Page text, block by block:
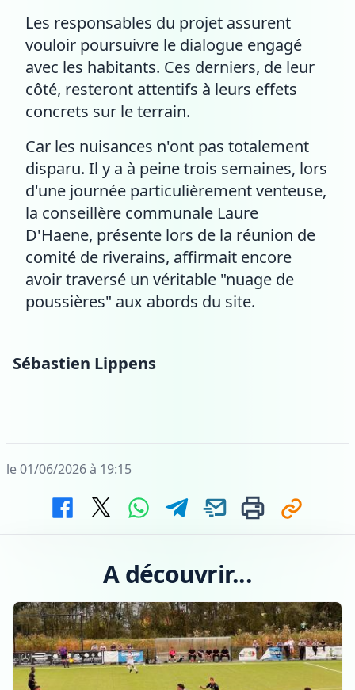
Les responsables du projet assurent
vouloir poursuivre le dialogue engagé
avec les habitants. Ces derniers, de leur
côté, resteront attentifs à leurs effets
concrets sur le terrain.
Car les nuisances n'ont pas totalement
disparu. Il y a à peine trois semaines, lors
d'une journée particulièrement venteuse,
la conseillère communale Laure
D'Haene, présente lors de la réunion de
comité de riverains, affirmait encore
avoir traversé un véritable "nuage de
poussières" aux abords du site.
Sébastien Lippens
le 01/06/2026 à 19:15
A découvrir...